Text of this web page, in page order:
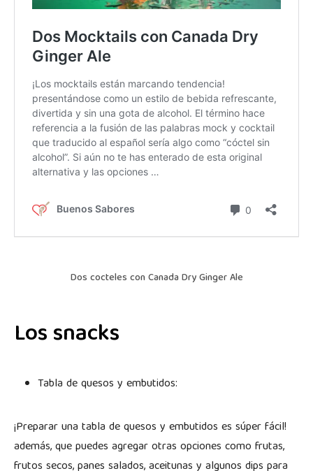
Dos cocteles con Canada Dry Ginger Ale
Los snacks
Tabla de quesos y embutidos:
¡Preparar una tabla de quesos y embutidos es súper fácil!
además, que puedes agregar otras opciones como frutas,
frutos secos, panes salados, aceitunas y algunos dips para